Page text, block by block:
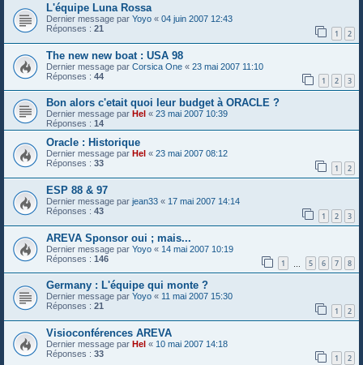
L'équipe Luna Rossa
Dernier message par Yoyo « 04 juin 2007 12:43
Réponses : 21 1 2
The new new boat : USA 98
Dernier message par Corsica One « 23 mai 2007 11:10
Réponses : 44 1 2 3
Bon alors c'etait quoi leur budget à ORACLE ?
Dernier message par Hel « 23 mai 2007 10:39
Réponses : 14
Oracle : Historique
Dernier message par Hel « 23 mai 2007 08:12
Réponses : 33 1 2
ESP 88 & 97
Dernier message par jean33 « 17 mai 2007 14:14
Réponses : 43 1 2 3
AREVA Sponsor oui ; mais...
Dernier message par Yoyo « 14 mai 2007 10:19
Réponses : 146 1 5 6 7 8
Germany : L'équipe qui monte ?
Dernier message par Yoyo « 11 mai 2007 15:30
Réponses : 21 1 2
Visioconférences AREVA
Dernier message par Hel « 10 mai 2007 14:18
Réponses : 33 1 2